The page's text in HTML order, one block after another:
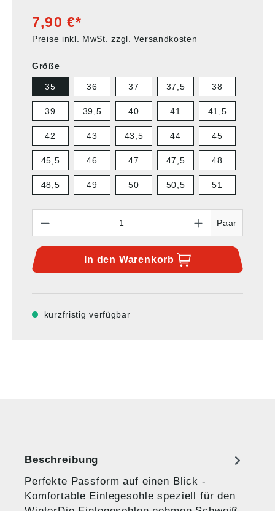
7,90 €*
Preise inkl. MwSt. zzgl. Versandkosten
Größe
35 36 37 37,5 38
39 39,5 40 41 41,5
42 43 43,5 44 45
45,5 46 47 47,5 48
48,5 49 50 50,5 51
Paar
In den Warenkorb
kurzfristig verfügbar
Beschreibung
Perfekte Passform auf einen Blick -
Komfortable Einlegesohle speziell für den